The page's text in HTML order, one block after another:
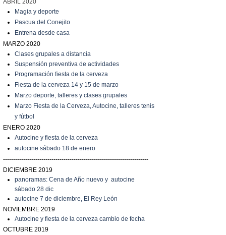
ABRIL 2020
Magia y deporte
Pascua del Conejito
Entrena desde casa
MARZO 2020
C lases grupales a distancia
Suspensión preventiva de actividades
Programación fiesta de la cerveza
Fiesta de la cerveza 14 y 15 de marzo
Marzo deporte, talleres y clases grupales
Marzo Fiesta de la Cerveza, Autocine, talleres tenis
y fútbol
ENERO 2020
Autocine y fiesta de la cerveza
autocine sábado 18 de enero
------------------------------------------------------------------------
DICIEMBRE 2019
panoramas: Cena de Año nuevo y autocine
sábado 28 dic
autocine 7 de diciembre, El Rey León
NOVIEMBRE 2019
Autocine y fiesta de la cerveza cambio de fecha
OCTUBRE 2019